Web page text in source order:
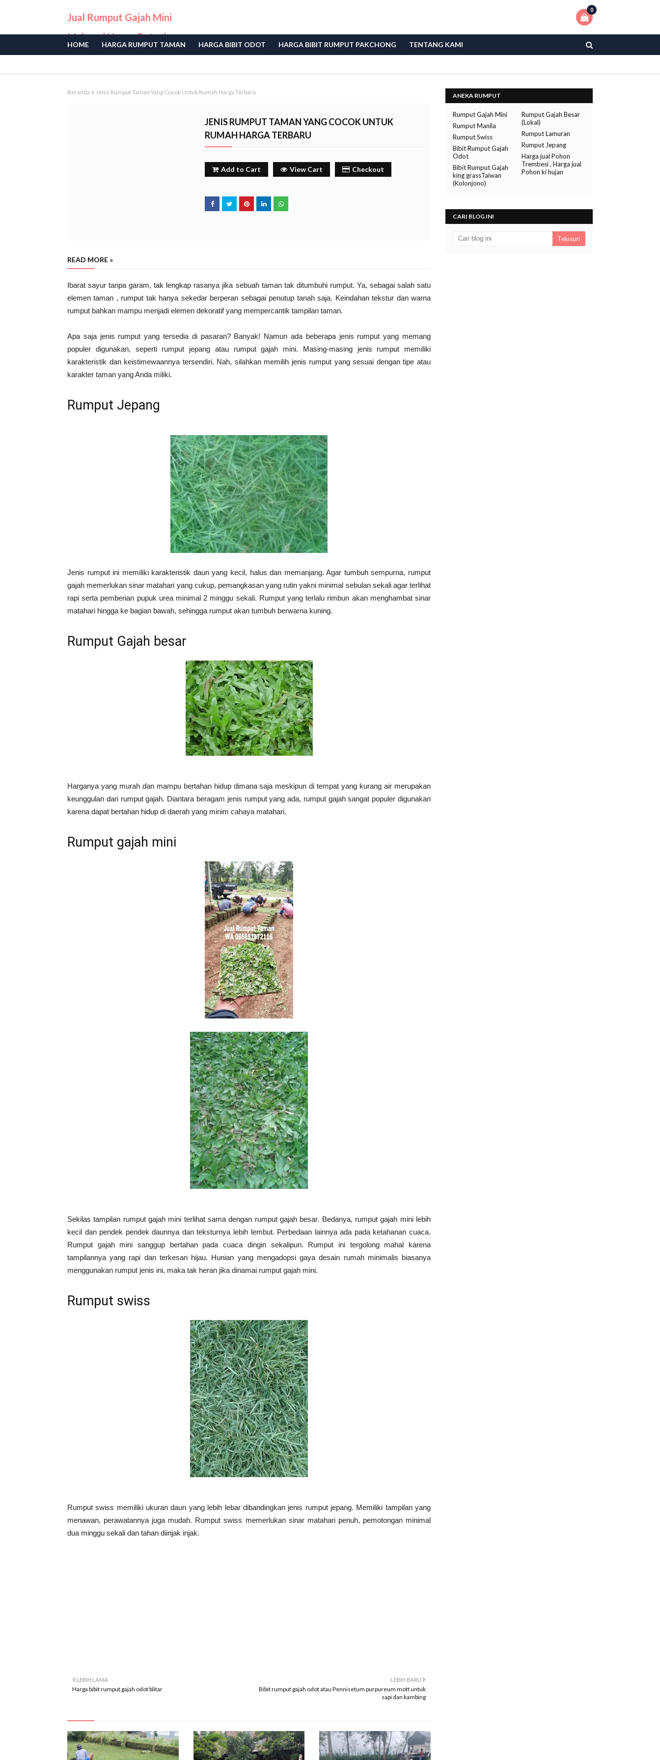
Jual Rumput Gajah Mini
Malang | Harga Petani
Langsung
0
HOME HARGA RUMPUT TAMAN HARGA BIBIT ODOT HARGA BIBIT RUMPUT PAKCHONG TENTANG KAMI
Beranda Jenis Rumput Taman Yang Cocok Untuk Rumah Harga Terbaru
JENIS RUMPUT TAMAN YANG COCOK UNTUK
RUMAH HARGA TERBARU
Add to Cart View Cart Checkout
READ MORE »
Ibarat sayur tanpa garam, tak lengkap rasanya jika sebuah taman tak ditumbuhi rumput. Ya, sebagai salah satu
elemen taman , rumput tak hanya sekedar berperan sebagai penutup tanah saja. Keindahan tekstur dan warna
rumput bahkan mampu menjadi elemen dekoratif yang mempercantik tampilan taman.
Apa saja jenis rumput yang tersedia di pasaran? Banyak! Namun ada beberapa jenis rumput yang memang
populer digunakan, seperti rumput jepang atau rumput gajah mini. Masing-masing jenis rumput memiliki
karakteristik dan keistimewaannya tersendiri. Nah, silahkan memilih jenis rumput yang sesuai dengan tipe atau
karakter taman yang Anda miliki.
Rumput Jepang
Jenis rumput ini memiliki karakteristik daun yang kecil, halus dan memanjang. Agar tumbuh sempurna, rumput
gajah memerlukan sinar matahari yang cukup, pemangkasan yang rutin yakni minimal sebulan sekali agar terlihat
rapi serta pemberian pupuk urea minimal 2 minggu sekali. Rumput yang terlalu rimbun akan menghambat sinar
matahari hingga ke bagian bawah, sehingga rumput akan tumbuh berwarna kuning.
Rumput Gajah besar
Harganya yang murah dan mampu bertahan hidup dimana saja meskipun di tempat yang kurang air merupakan
keunggulan dari rumput gajah. Diantara beragam jenis rumput yang ada, rumput gajah sangat populer digunakan
karena dapat bertahan hidup di daerah yang minim cahaya matahari.
Rumput gajah mini
Sekilas tampilan rumput gajah mini terlihat sama dengan rumput gajah besar. Bedanya, rumput gajah mini lebih
kecil dan pendek pendek daunnya dan teksturnya lebih lembut. Perbedaan lainnya ada pada ketahanan cuaca.
Rumput gajah mini sanggup bertahan pada cuaca dingin sekalipun. Rumput ini tergolong mahal karena
tampilannya yang rapi dan terkesan hijau. Hunian yang mengadopsi gaya desain rumah minimalis biasanya
menggunakan rumput jenis ini, maka tak heran jika dinamai rumput gajah mini.
Rumput swiss
Rumput swiss memiliki ukuran daun yang lebih lebar dibandingkan jenis rumput jepang. Memiliki tampilan yang
menawan, perawatannya juga mudah. Rumput swiss memerlukan sinar matahari penuh, pemotongan minimal
dua minggu sekali dan tahan diinjak injak.
LEBIH BARU
Bibit rumput gajah odot atau Pennisetum purpureum mott untuk
sapi dan kambing
LEBIH LAMA
Harga bibit rumput gajah odot blitar
ANEKA RUMPUT
Rumput Gajah Mini
Rumput Gajah Besar
(Lokal)
Rumput Manila
Rumput Lamuran
Rumput Swiss
Rumput Jepang
Bibit Rumput Gajah
Odot
Harga jual Pohon
Trembesi , Harga jual
Pohon ki hujan
Bibit Rumput Gajah
king grassTaiwan
(Kolonjono)
CARI BLOG INI